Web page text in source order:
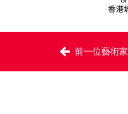
前一位藝術家